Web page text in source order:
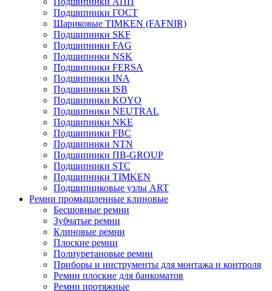
Подшипники ГОСТ
Шариковые ТІMKEN (FAFNIR)
Подшипники SKF
Подшипники FAG
Подшипники NSK
Подшипники FERSA
Подшипники INA
Подшипники ISB
Подшипники KOYO
Подшипники NEUTRAL
Подшипники NKE
Подшипники FBC
Подшипники NTN
Подшипники ПВ-GROUP
Подшипники STC
Подшипники TIMKEN
Подшипниковые узлы ART
Ремни промышленные клиновые
Бесшовные ремни
Зубчатые ремни
Клиновые ремни
Плоские ремни
Полиуретановые ремни
Приборы и инструменты для монтажа и контроля
Ремни плоские для банкоматов
Ремни протяжные